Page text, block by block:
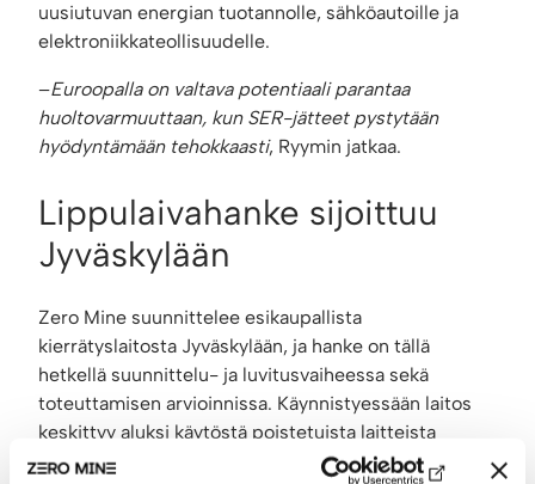
uusiutuvan energian tuotannolle, sähköautoille ja
elektroniikkateollisuudelle.
–Euroopalla on valtava potentiaali parantaa
huoltovarmuuttaan, kun SER-jätteet pystytään
hyödyntämään tehokkaasti, Ryymin jatkaa.
Lippulaivahanke sijoittuu
Jyväskylään
Zero Mine suunnittelee esikaupallista
kierrätyslaitosta Jyväskylään, ja hanke on tällä
hetkellä suunnittelu- ja luvitusvaiheessa sekä
toteuttamisen arvioinnissa. Käynnistyessään laitos
keskittyy aluksi käytöstä poistetuista laitteista
saatavien piirilevyjen käsittelyyn, ja niissä olevien